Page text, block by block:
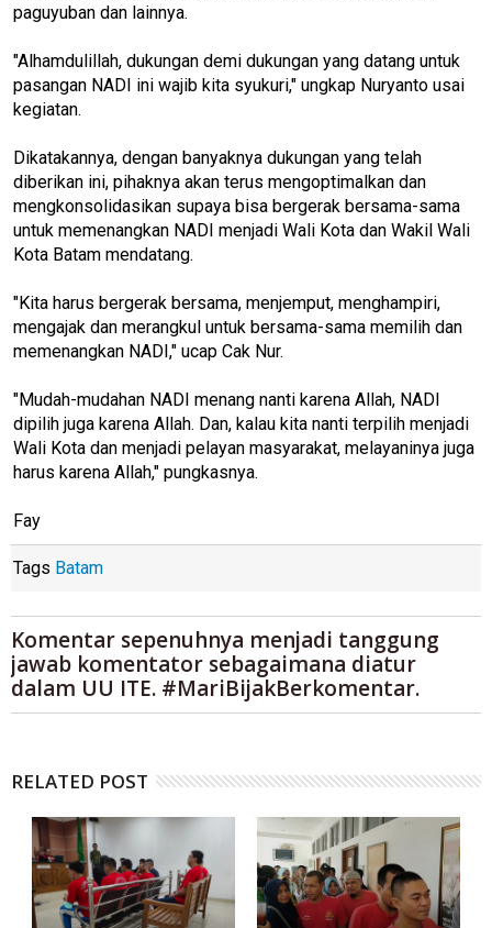
paguyuban dan lainnya.
"Alhamdulillah, dukungan demi dukungan yang datang untuk
pasangan NADI ini wajib kita syukuri," ungkap Nuryanto usai
kegiatan.
Dikatakannya, dengan banyaknya dukungan yang telah
diberikan ini, pihaknya akan terus mengoptimalkan dan
mengkonsolidasikan supaya bisa bergerak bersama-sama
untuk memenangkan NADI menjadi Wali Kota dan Wakil Wali
Kota Batam mendatang.
"Kita harus bergerak bersama, menjemput, menghampiri,
mengajak dan merangkul untuk bersama-sama memilih dan
memenangkan NADI," ucap Cak Nur.
"Mudah-mudahan NADI menang nanti karena Allah, NADI
dipilih juga karena Allah. Dan, kalau kita nanti terpilih menjadi
Wali Kota dan menjadi pelayan masyarakat, melayaninya juga
harus karena Allah," pungkasnya.
Fay
Tags Batam
Komentar sepenuhnya menjadi tanggung
jawab komentator sebagaimana diatur
dalam UU ITE. #MariBijakBerkomentar.
RELATED POST